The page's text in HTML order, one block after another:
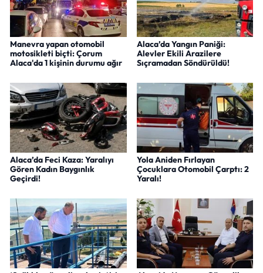
Manevra yapan otomobil
motosikleti biçti: Çorum
Alaca'da 1 kişinin durumu ağır
Alaca’da Yangın Paniği:
Alevler Ekili Arazilere
Sıçramadan Söndürüldü!
Alaca’da Feci Kaza: Yaralıyı
Gören Kadın Baygınlık
Geçirdi!
Yola Aniden Fırlayan
Çocuklara Otomobil Çarptı: 2
Yaralı!